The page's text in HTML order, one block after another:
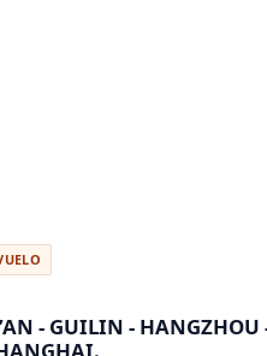
- GUILIN - HANGZHOU